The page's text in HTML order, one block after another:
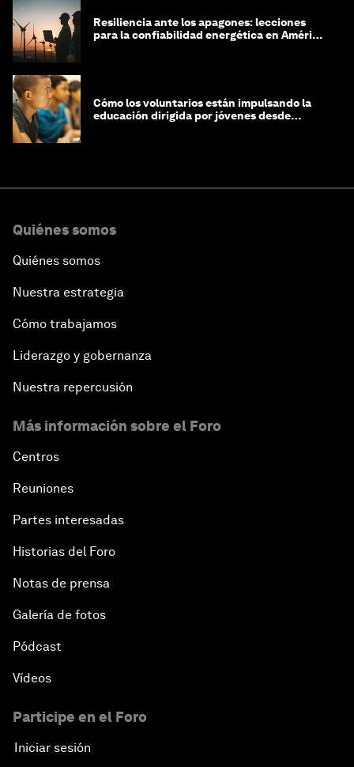
Resiliencia ante los apagones: lecciones
para la confiabilidad energética en América
Cómo los voluntarios están impulsando la
educación dirigida por jóvenes desde
Quiénes somos
Quiénes somos
Nuestra estrategia
Cómo trabajamos
Liderazgo y gobernanza
Nuestra repercusión
Más información sobre el Foro
Centros
Reuniones
Partes interesadas
Historias del Foro
Notas de prensa
Galería de fotos
Pódcast
Vídeos
Participe en el Foro
Iniciar sesión